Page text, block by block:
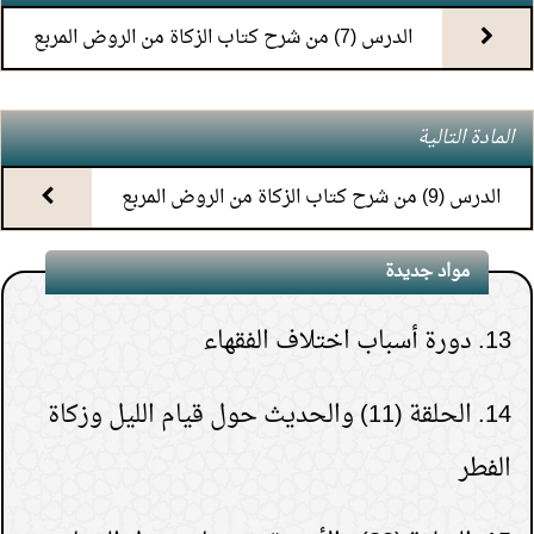
الدرس (7) من شرح كتاب الزكاة من الروض المربع
المادة التالية
الدرس (9) من شرح كتاب الزكاة من الروض المربع
مواد جديدة
10.
11. محاضرة أحكام المواقيت
12. محاضرة سيرة الشيخ ابن عثيمين رحمه الله
13. دورة أسباب اختلاف الفقهاء
14.
الحلقة (11) والحديث حول قيام الليل وزكاة
الفطر
15. الحلقة (30) والأخيرة- تنبيهات حول الدعاء
1. هل يشعر الميت بمن حوله قبل دفنه.
( عدد المشاهدات263289 ) 2.
هل قولهم(تفاءلوا
( عدد المشاهدات181496 ) 3. لماذا خص الصدقة في